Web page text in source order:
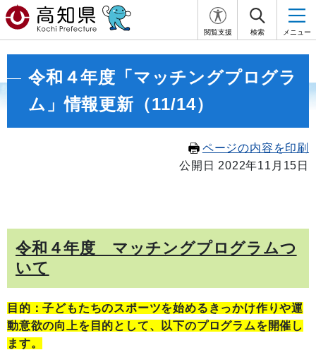
閲覧支援 検索 メニュー
令和４年度「マッチングプログラ
ム」情報更新（11/14）
ページの内容を印刷
公開日 2022年11月15日
令和４年度 マッチングプログラムつ
いて
目的：子どもたちのスポーツを始めるきっかけ作りや運
動意欲の向上を目的として、以下のプログラムを開催し
ます。